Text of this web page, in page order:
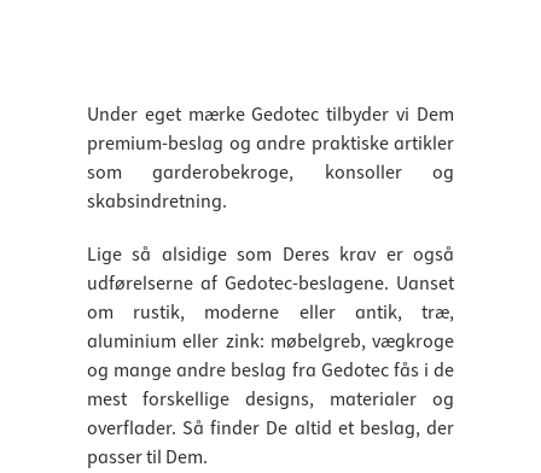
Under eget mærke Gedotec tilbyder vi Dem
premium-beslag og andre praktiske artikler
som garderobekroge, konsoller og
skabsindretning.
Lige så alsidige som Deres krav er også
udførelserne af Gedotec-beslagene. Uanset
om rustik, moderne eller antik, træ,
aluminium eller zink: møbelgreb, vægkroge
og mange andre beslag fra Gedotec fås i de
mest forskellige designs, materialer og
overflader. Så finder De altid et beslag, der
passer til Dem.